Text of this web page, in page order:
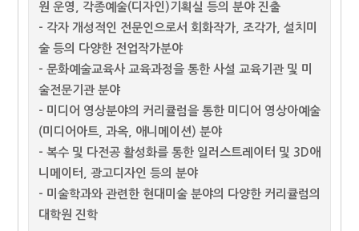
원 운영, 각종예술(디자인)기획실 등의 분야 진출
- 각자 개성적인 전문인으로서 회화작가, 조각가, 설치미
술 등의 다양한 전업작가분야
- 문화예술교육사 교육과정을 통한 사설 교육기관 및 미
술전문기관 분야
- 미디어 영상분야의 커리큘럼을 통한 미디어 영상아예술
(미디어아트, 과옥, 애니메이션) 분야
- 복수 및 다전공 활성화를 통한 일러스트레이터 및 3D애
니메이터, 광고디자인 등의 분야
- 미술학과와 관련한 현대미술 분야의 다양한 커리큘럼의
대학원 진학